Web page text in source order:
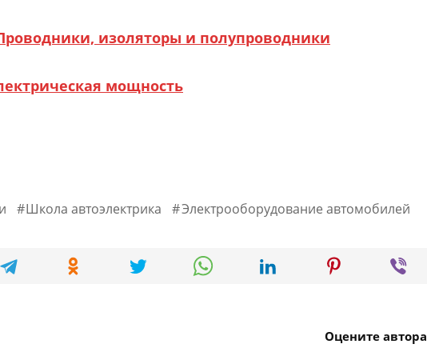
изоляторы и полупроводники
мощность
Школа автоэлектрика Электрооборудование автомобилей
Оцените автора